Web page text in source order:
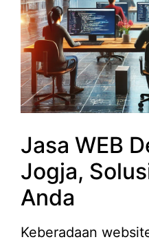
Jasa WEB
Jogja,
Anda
Keberadaan